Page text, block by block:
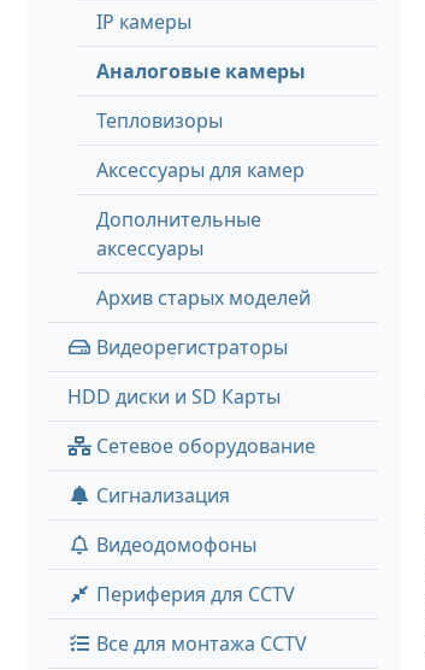
IP камеры
Аналоговые камеры
Тепловизоры
Аксессуары для камер
Дополнительные
аксессуары
Архив старых моделей
Видеорегистраторы
HDD диски и SD Карты
Сетевое оборудование
Сигнализация
Видеодомофоны
Периферия для CCTV
Все для монтажа CCTV